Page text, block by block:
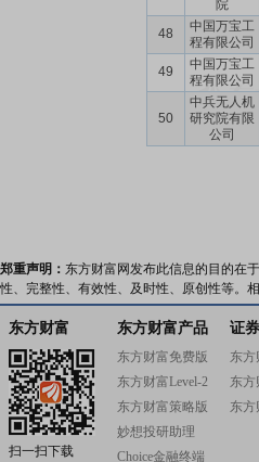
院
48
中国万宝工
程有限公司
49
中国万宝工
程有限公司
50
中兵无人机
研究院有限
公司
郑重声明： 东方财富网发布此信息的目的在
性、完整性、有效性、及时性、原创性等。
东方财富
扫一扫下载
东方财富产品
东方财富免费版
东方财富Level-2
东方财富策略版
妙想投研助理
Choice金融终端
证
东方
东方
东方